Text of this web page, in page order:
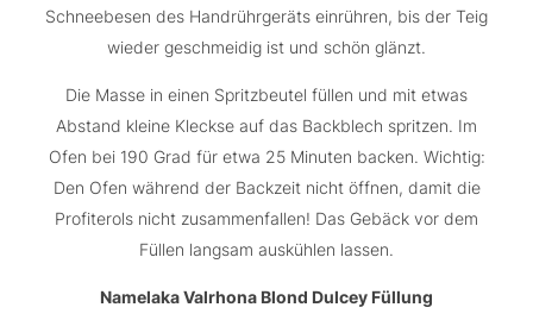
Schneebesen des Handrührgeräts einrühren, bis der Teig
wieder geschmeidig ist und schön glänzt.
Die Masse in einen Spritzbeutel füllen und mit etwas
Abstand kleine Kleckse auf das Backblech spritzen. Im
Ofen bei 190 Grad für etwa 25 Minuten backen. Wichtig:
Den Ofen während der Backzeit nicht öffnen, damit die
Profiterols nicht zusammenfallen! Das Gebäck vor dem
Füllen langsam auskühlen lassen.
Namelaka Valrhona Blond Dulcey Füllung